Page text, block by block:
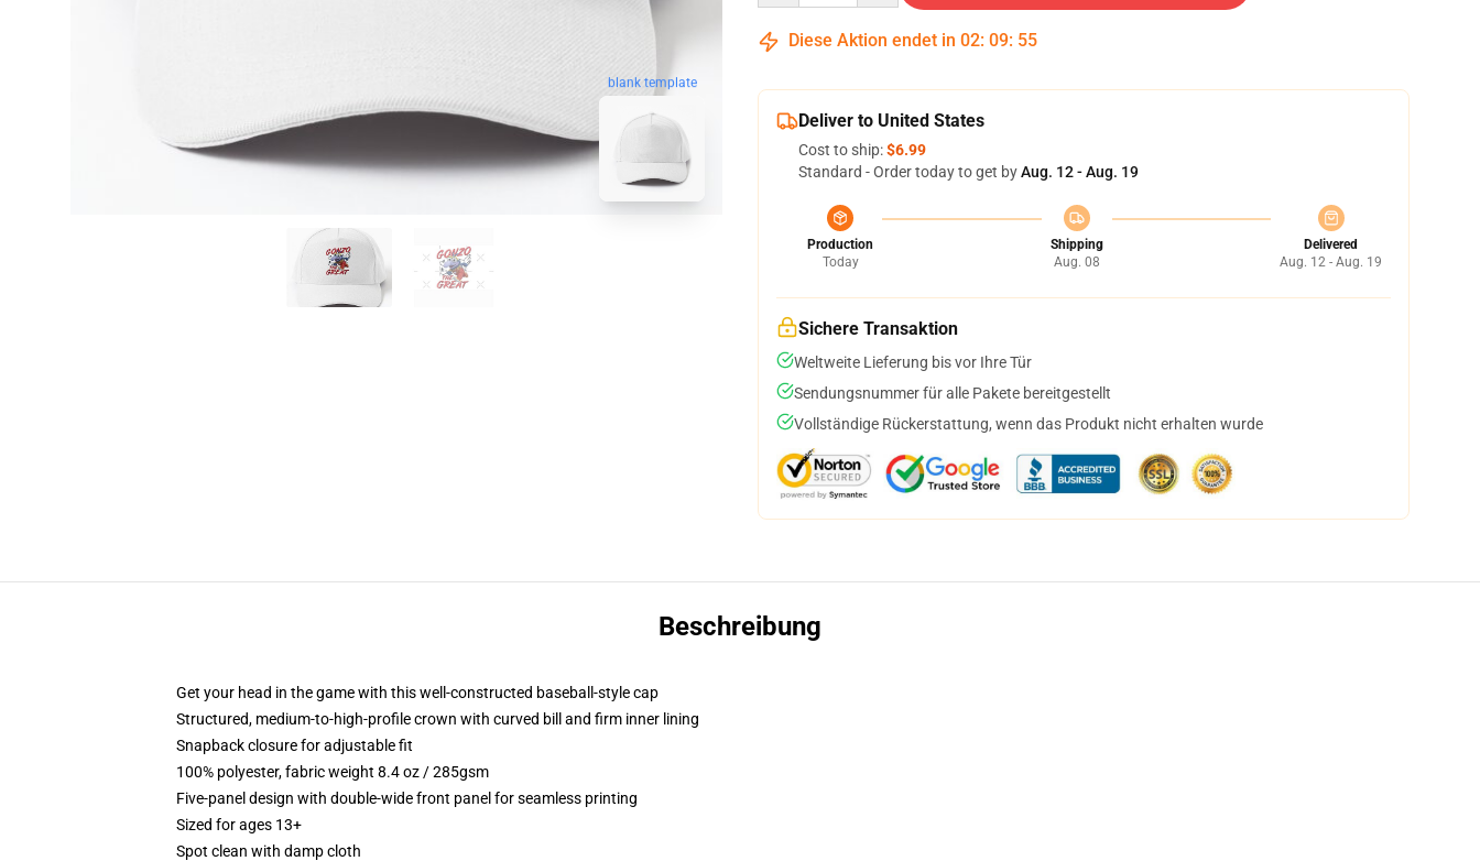
blank template
Diese Aktion endet in 02: 09: 54
Deliver to United States
Cost to ship:$6.99
Standard - Order today to get byAug. 12 - Aug. 19
Production
Today
Shipping
Aug. 08
Delivered
Aug. 12 - Aug. 19
Sichere Transaktion
Weltweite Lieferung bis vor Ihre Tür
Sendungsnummer für alle Pakete bereitgestellt
Vollständige Rückerstattung, wenn das Produkt nicht erhalten wurde
Beschreibung
Get your head in the game with this well-constructed baseball-style cap
Structured, medium-to-high-profile crown with curved bill and firm inner lining
Snapback closure for adjustable fit
100% polyester, fabric weight 8.4 oz / 285gsm
Five-panel design with double-wide front panel for seamless printing
Sized for ages 13+
Spot clean with damp cloth